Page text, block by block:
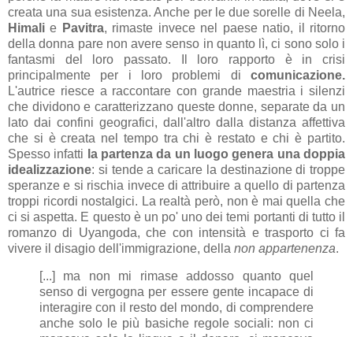
creata una sua esistenza. Anche per le due sorelle di Neela,
Himali e Pavitra, rimaste invece nel paese natio, il ritorno
della donna pare non avere senso in quanto lì, ci sono solo i
fantasmi del loro passato. Il loro rapporto è in crisi
principalmente per i loro problemi di comunicazione.
L'autrice riesce a raccontare con grande maestria i silenzi
che dividono e caratterizzano queste donne, separate da un
lato dai confini geografici, dall'altro dalla distanza affettiva
che si è creata nel tempo tra chi è restato e chi è partito.
Spesso infatti la partenza da un luogo genera una doppia
idealizzazione: si tende a caricare la destinazione di troppe
speranze e si rischia invece di attribuire a quello di partenza
troppi ricordi nostalgici. La realtà però, non è mai quella che
ci si aspetta. E questo è un po' uno dei temi portanti di tutto il
romanzo di Uyangoda, che con intensità e trasporto ci fa
vivere il disagio dell'immigrazione, della non appartenenza.
[...] ma non mi rimase addosso quanto quel
senso di vergogna per essere gente incapace di
interagire con il resto del mondo, di comprendere
anche solo le più basiche regole sociali: non ci